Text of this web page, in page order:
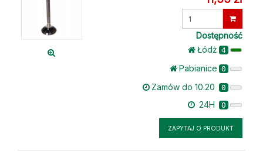
Dostępność
Łódż 4
Pabianice 0
Zamów do 10.20 0
24H 0
ZAPYTAJ O PRODUKT